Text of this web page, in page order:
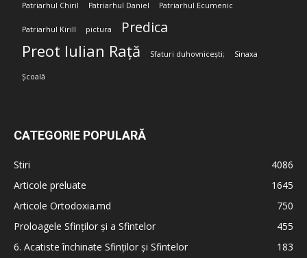
Patriarhul Chiril Patriarhul Daniel Patriarhul Ecumenic
Patriarhul Kirill pictura Predica
Preot Iulian Rață Sfaturi duhovnicești; Sinaxa
Școală
CATEGORIE POPULARĂ
Stiri
4086
Articole preluate
1645
Articole Ortodoxia.md
750
Proloagele Sfinților și a Sfintelor
455
6. Acatiste închinate Sfinților și Sfintelor
183